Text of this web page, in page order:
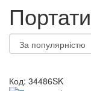
Код: 34486SK